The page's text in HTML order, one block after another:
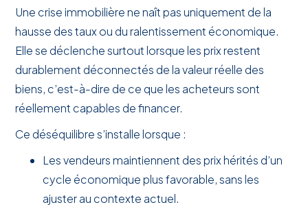
Une crise immobilière ne naît pas uniquement de la
hausse des taux ou du ralentissement économique.
Elle se déclenche surtout lorsque les prix restent
durablement déconnectés de la valeur réelle des
biens, c’est-à-dire de ce que les acheteurs sont
réellement capables de financer.
Ce déséquilibre s’installe lorsque :
Les vendeurs maintiennent des prix hérités d’un
cycle économique plus favorable, sans les
ajuster au contexte actuel.